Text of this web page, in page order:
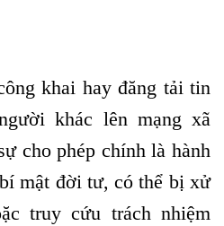
khai hay đăng tải tin
khác lên mạng xã
cho phép chính là hành
mật đời tư, có thể bị xử
truy cứu trách nhiệm